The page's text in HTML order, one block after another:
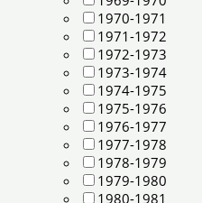
1970-1971
1971-1972
1972-1973
1973-1974
1974-1975
1975-1976
1976-1977
1977-1978
1978-1979
1979-1980
1980-1981